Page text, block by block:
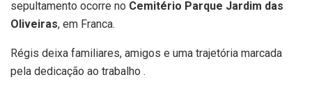
sepultamento ocorre no Cemitério Parque Jardim das
Oliveiras, em Franca.
Régis deixa familiares, amigos e uma trajetória marcada
pela dedicação ao trabalho .